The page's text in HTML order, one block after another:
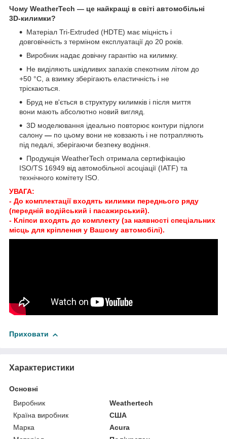
Чому WeatherTech — це найкращі в світі автомобільні
3D-килимки?
Матеріал Tri-Extruded (HDTE) має міцність і
довговічність з терміном експлуатації до 20 років.
Виробник надає довічну гарантію на килимку.
Не виділяють шкідливих запахів спекотним літом до
+50 °C, а взимку зберігають еластичність і не
тріскаються.
Бруд не в'ється в структуру килимків і після миття
вони мають абсолютно новий вигляд.
3D моделювання ідеально повторює контури підлоги
салону — по цьому вони не ковзають і не потрапляють
під педалі, зберігаючи безпеку водіння.
Продукція WeatherTech отримала сертифікацію
ISO/TS 16949 від автомобільної асоціації (IATF) та
технічного комітету ISO.
УВАГА:
- До комплектації входять килимки переднього ряду
(передній водійський і пасажирський).
- Кліпси входять до комплекту (за наявності спеціальних
місць для кріплення у Вашому автомобілі).
Приховати
Характеристики
Основні
Виробник
Weathertech
Країна виробник
США
Марка
Acura